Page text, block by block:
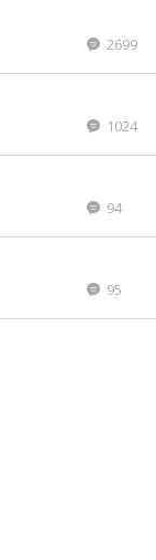
2699
1024
94
95